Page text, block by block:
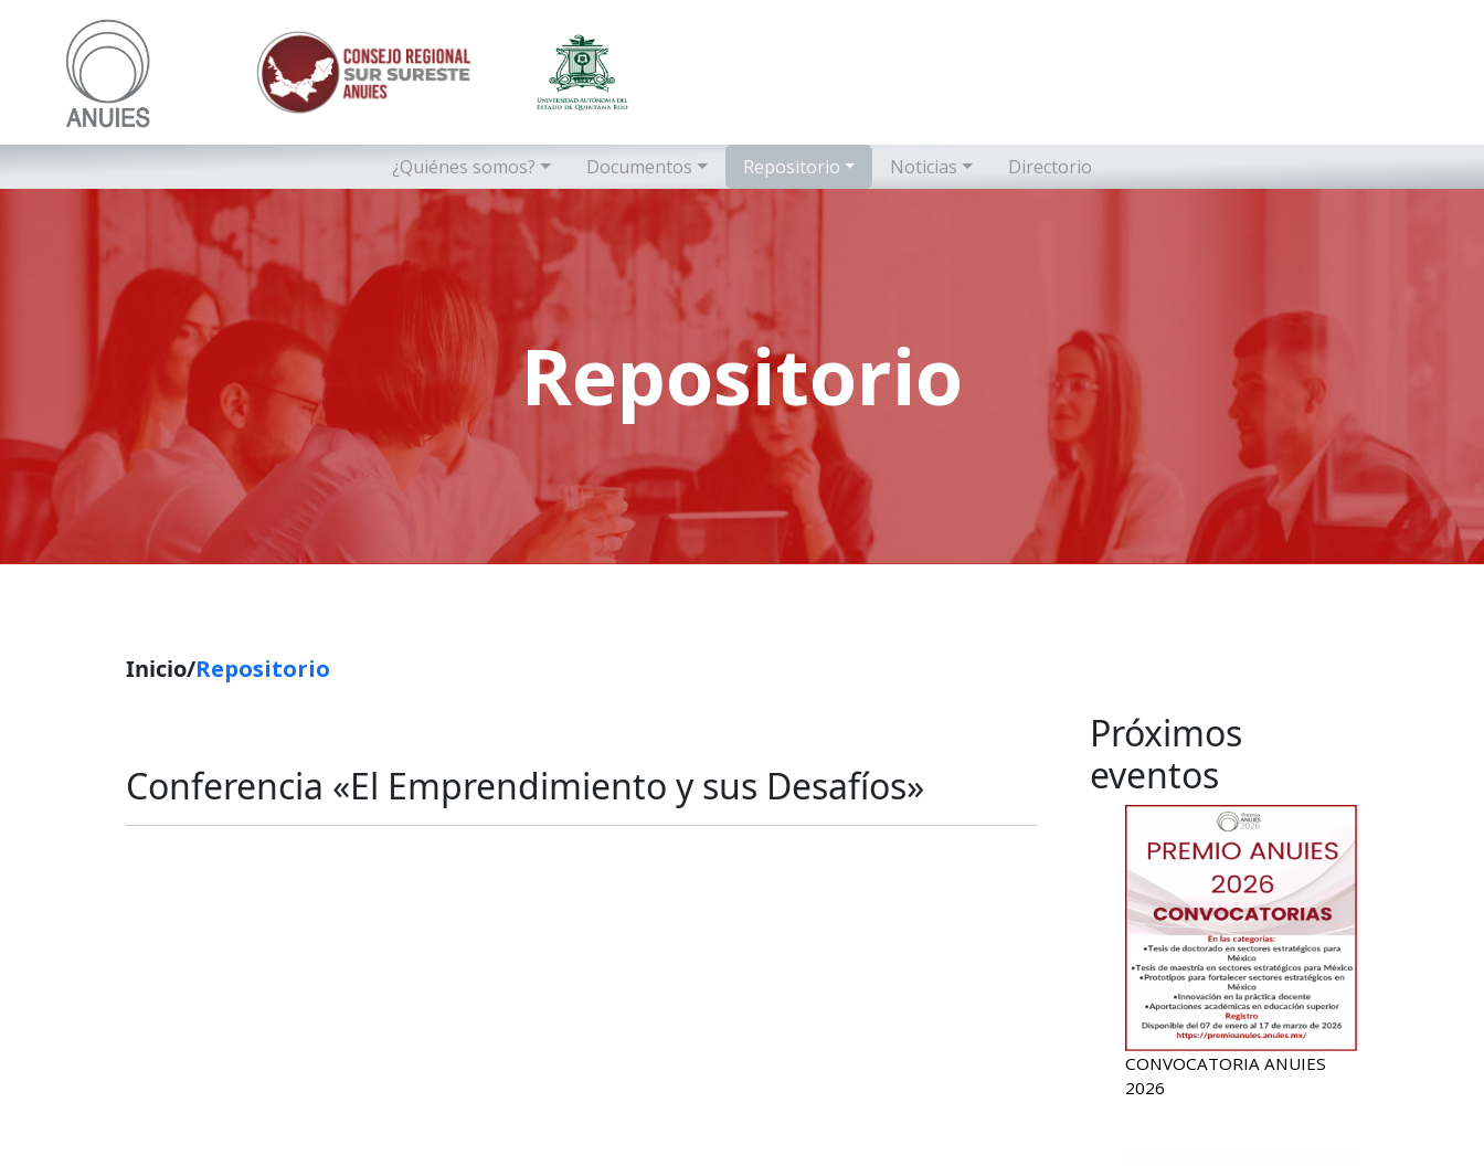
¿Quiénes somos? Documentos Repositorio Noticias Directorio
Repositorio
Inicio/Repositorio
Conferencia «El Emprendimiento y sus Desafíos»
Próximos
eventos
CONVOCATORIA ANUIES
2026